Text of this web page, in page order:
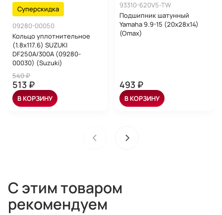
Суперскидка
09280-00050
Кольцо уплотнительное
(1.8x117.6) SUZUKI
DF250A/300A (09280-
00030) (Suzuki)
540 ₽
513 ₽
В КОРЗИНУ
93310-620V5-TW
Подшипник шатунный
Yamaha 9.9-15 (20x28x14)
(Omax)
493 ₽
В КОРЗИНУ
С этим товаром
рекомендуем